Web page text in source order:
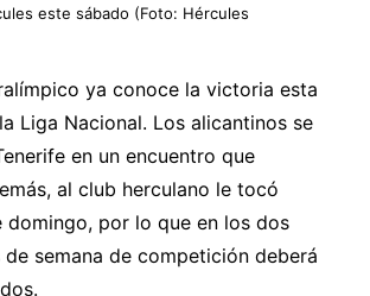
este sábado (Foto: Hércules
ya conoce la victoria esta
Liga Nacional. Los alicantinos se
en un encuentro que
al club herculano le tocó
domingo, por lo que en los dos
semana de competición deberá